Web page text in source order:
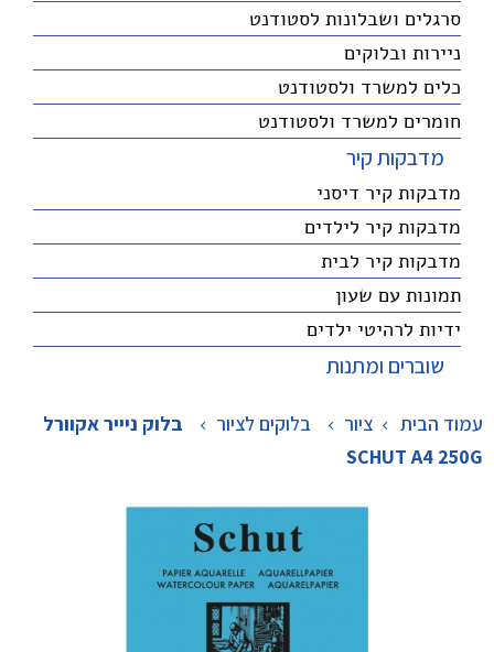
סרגלים ושבלונות לסטודנט
ניירות ובלוקים
כלים למשרד ולסטודנט
חומרים למשרד ולסטודנט
מדבקות קיר
מדבקות קיר דיסני
מדבקות קיר לילדים
מדבקות קיר לבית
תמונות עם שעון
ידיות לרהיטי ילדים
שוברים ומתנות
עמוד הבית ציור > בלוקים לציור >
בלוק ניייר אקוורל
SCHUT A4 250G